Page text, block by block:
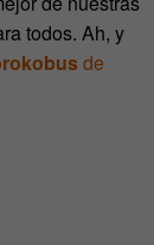
todos. Ah, y
de